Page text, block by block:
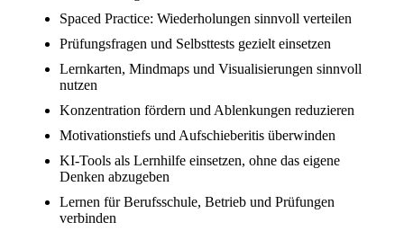
Spaced Practice: Wiederholungen sinnvoll verteilen
Prüfungsfragen und Selbsttests gezielt einsetzen
Lernkarten, Mindmaps und Visualisierungen sinnvoll
nutzen
Konzentration fördern und Ablenkungen reduzieren
Motivationstiefs und Aufschieberitis überwinden
KI-Tools als Lernhilfe einsetzen, ohne das eigene
Denken abzugeben
Lernen für Berufsschule, Betrieb und Prüfungen
verbinden